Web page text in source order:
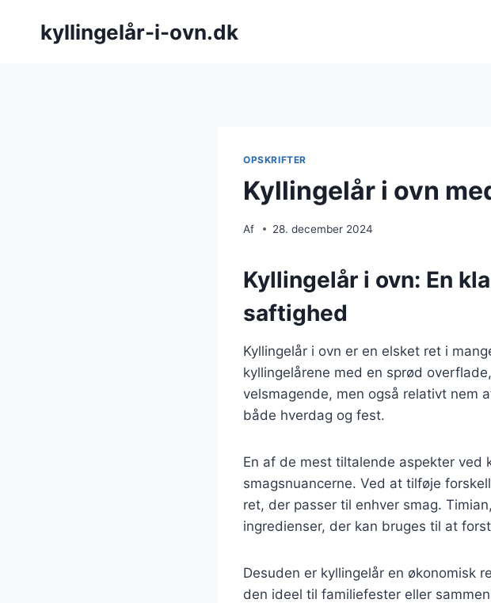
kyllingelår-i-ovn.dk
OPSKRIFTER
Kyllingelår i ovn
Af 28. december 2024
Kyllingelår i ovn: En
saftighed
Kyllingelår i ovn er en elsket ret i
kyllingelårene med en sprød
velsmagende, men også relativt nem
både hverdag og fest.
En af de mest tiltalende aspekter ved
smagsnuancerne. Ved at tilføje
ret, der passer til enhver smag.
ingredienser, der kan bruges til at
Desuden er kyllingelår en økonomisk
den ideel til familiefester eller